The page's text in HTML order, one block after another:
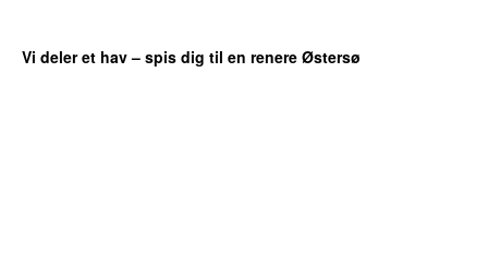
Vi deler et hav – spis dig til en renere Østersø